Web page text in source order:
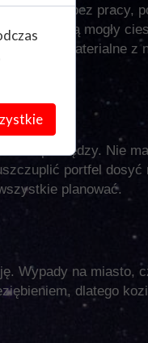
Osoby bez pracy,
pracę, będą mogły
korzyści materialne z
okresie.
pieniędzy. Nie
portfel dosyć
planować.
Wypady na miasto,
dlatego